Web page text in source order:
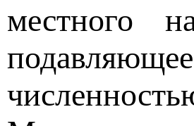
местного